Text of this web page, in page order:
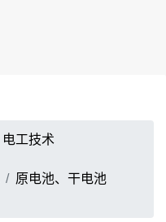
电工技术
原电池、干电池